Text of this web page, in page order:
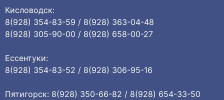
Кисловодск:
8(928) 354-83-59 / 8(928) 363-04-48
8(928) 305-90-00 / 8(928) 658-00-27
Ессентуки:
8(928) 354-83-52 / 8(928) 306-95-16
Пятигорск: 8(928) 350-66-82 / 8(928) 654-33-50